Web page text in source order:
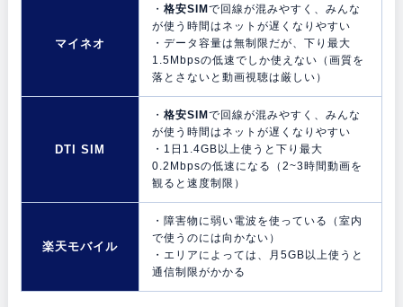
マイネオ
・ 格安SIM で回線が混みやすく、みんな
が使う時間はネットが遅くなりやすい
・データ容量は無制限だが、下り最大
1.5Mbpsの低速でしか使えない（画質を
落とさないと動画視聴は厳しい）
DTI SIM
・ 格安SIM で回線が混みやすく、みんな
が使う時間はネットが遅くなりやすい
・1日1.4GB以上使うと下り最大
0.2Mbpsの低速になる（2~3時間動画を
観ると速度制限）
楽天モバイル
・障害物に弱い電波を使っている（室内
で使うのには向かない）
・エリアによっては、月5GB以上使うと
通信制限がかかる